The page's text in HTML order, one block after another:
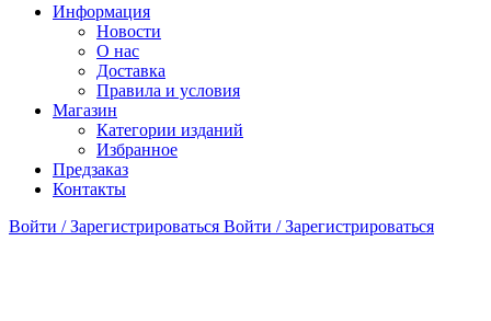
Информация
Новости
О нас
Доставка
Правила и условия
Магазин
Категории изданий
Избранное
Предзаказ
Контакты
Войти / Зарегистрироваться Войти / Зарегистрироваться